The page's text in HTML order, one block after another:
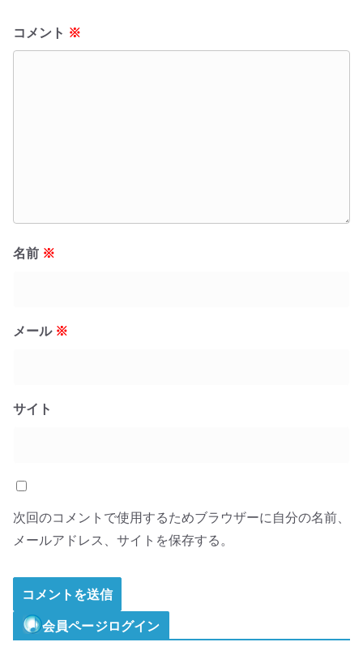
コメント ※
名前 ※
メール ※
サイト
次回のコメントで使用するためブラウザーに自分の名前、
メールアドレス、サイトを保存する。
会員ページログイン